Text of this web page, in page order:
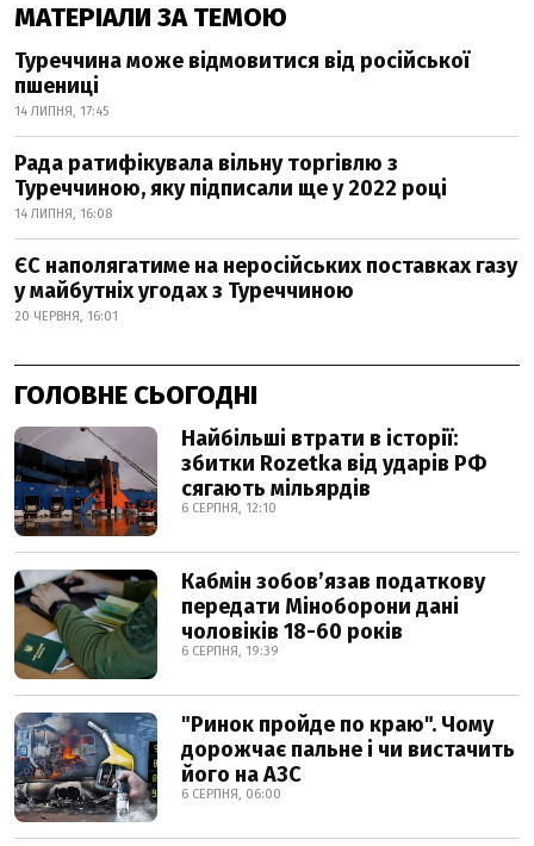
МАТЕРІАЛИ ЗА ТЕМОЮ
Туреччина може відмовитися від російської
пшениці
14 ЛИПНЯ, 17:45
Рада ратифікувала вільну торгівлю з
Туреччиною, яку підписали ще у 2022 році
14 ЛИПНЯ, 16:08
ЄС наполягатиме на неросійських поставках газу
у майбутніх угодах з Туреччиною
20 ЧЕРВНЯ, 16:01
ГОЛОВНЕ СЬОГОДНІ
Найбільші втрати в історії:
збитки Rozetka від ударів РФ
сягають мільярдів
6 СЕРПНЯ, 12:10
Кабмін зобовʼязав податкову
передати Міноборони дані
чоловіків 18-60 років
6 СЕРПНЯ, 19:39
"Ринок пройде по краю". Чому
дорожчає пальне і чи вистачить
його на АЗС
6 СЕРПНЯ, 06:00